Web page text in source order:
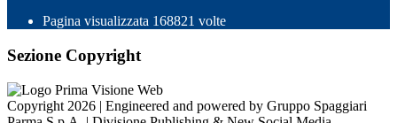
Pagina visualizzata 168821 volte
Sezione Copyright
Copyright 2026 | Engineered and powered by Gruppo Spaggiari